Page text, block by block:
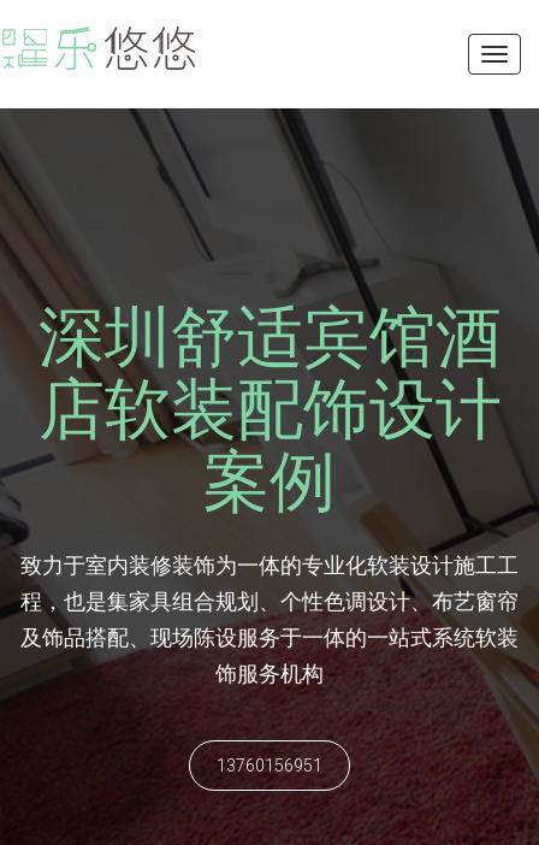
深圳舒适宾馆酒
店软装配饰设计
案例
致力于室内装修装饰为一体的专业化软装设计施工工
程，也是集家具组合规划、个性色调设计、布艺窗帘
及饰品搭配、现场陈设服务于一体的一站式系统软装
饰服务机构
13760156951